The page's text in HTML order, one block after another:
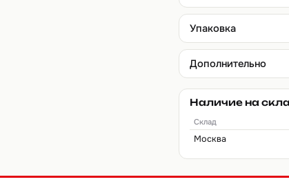
Упаковка
Дополнительно
Наличие на
Склад
Москва